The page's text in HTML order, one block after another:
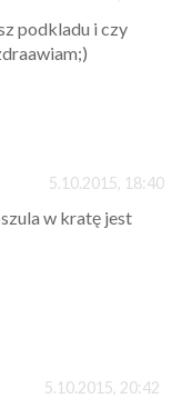
podkladu i czy
5.10.2015, 18:40
w kratę jest
5.10.2015, 20:42